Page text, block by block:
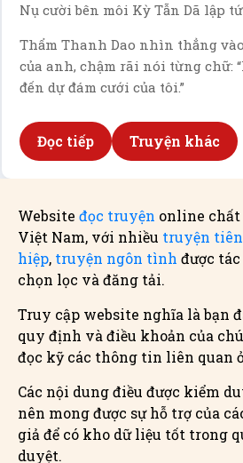
Nụ cười bên môi Kỳ Tẫn Dã lập
Thẩm Thanh Dao nhìn thẳng
của anh, chậm rãi nói từng chữ:
đến dự đám cưới của tôi.”
Đọc tiếp Truyện khác
Website đọc truyện online chất
Việt Nam, với nhiều truyện
hiệp, truyện ngôn tình được
chọn lọc và đăng tải.
Truy cập website nghĩa là bạn
quy định và điều khoản của
đọc kỹ các thông tin liên quan
Các nội dung điều được kiểm
nên mong được sự hỗ trợ của
giả để có kho dữ liệu tốt trong
duyệt.